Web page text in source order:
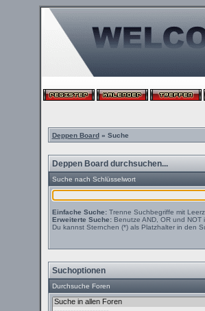
Deppen Board» Suche
Deppen Board durchsuchen...
Suche nach Schlüsselwort
Einfache Suche:Trenne Suchbegriffe mit
Erweiterte Suche:Benutze AND, OR und NOT
Du kannst Sternchen (*) als Platzhalter in den
Suchoptionen
Durchsuche Foren